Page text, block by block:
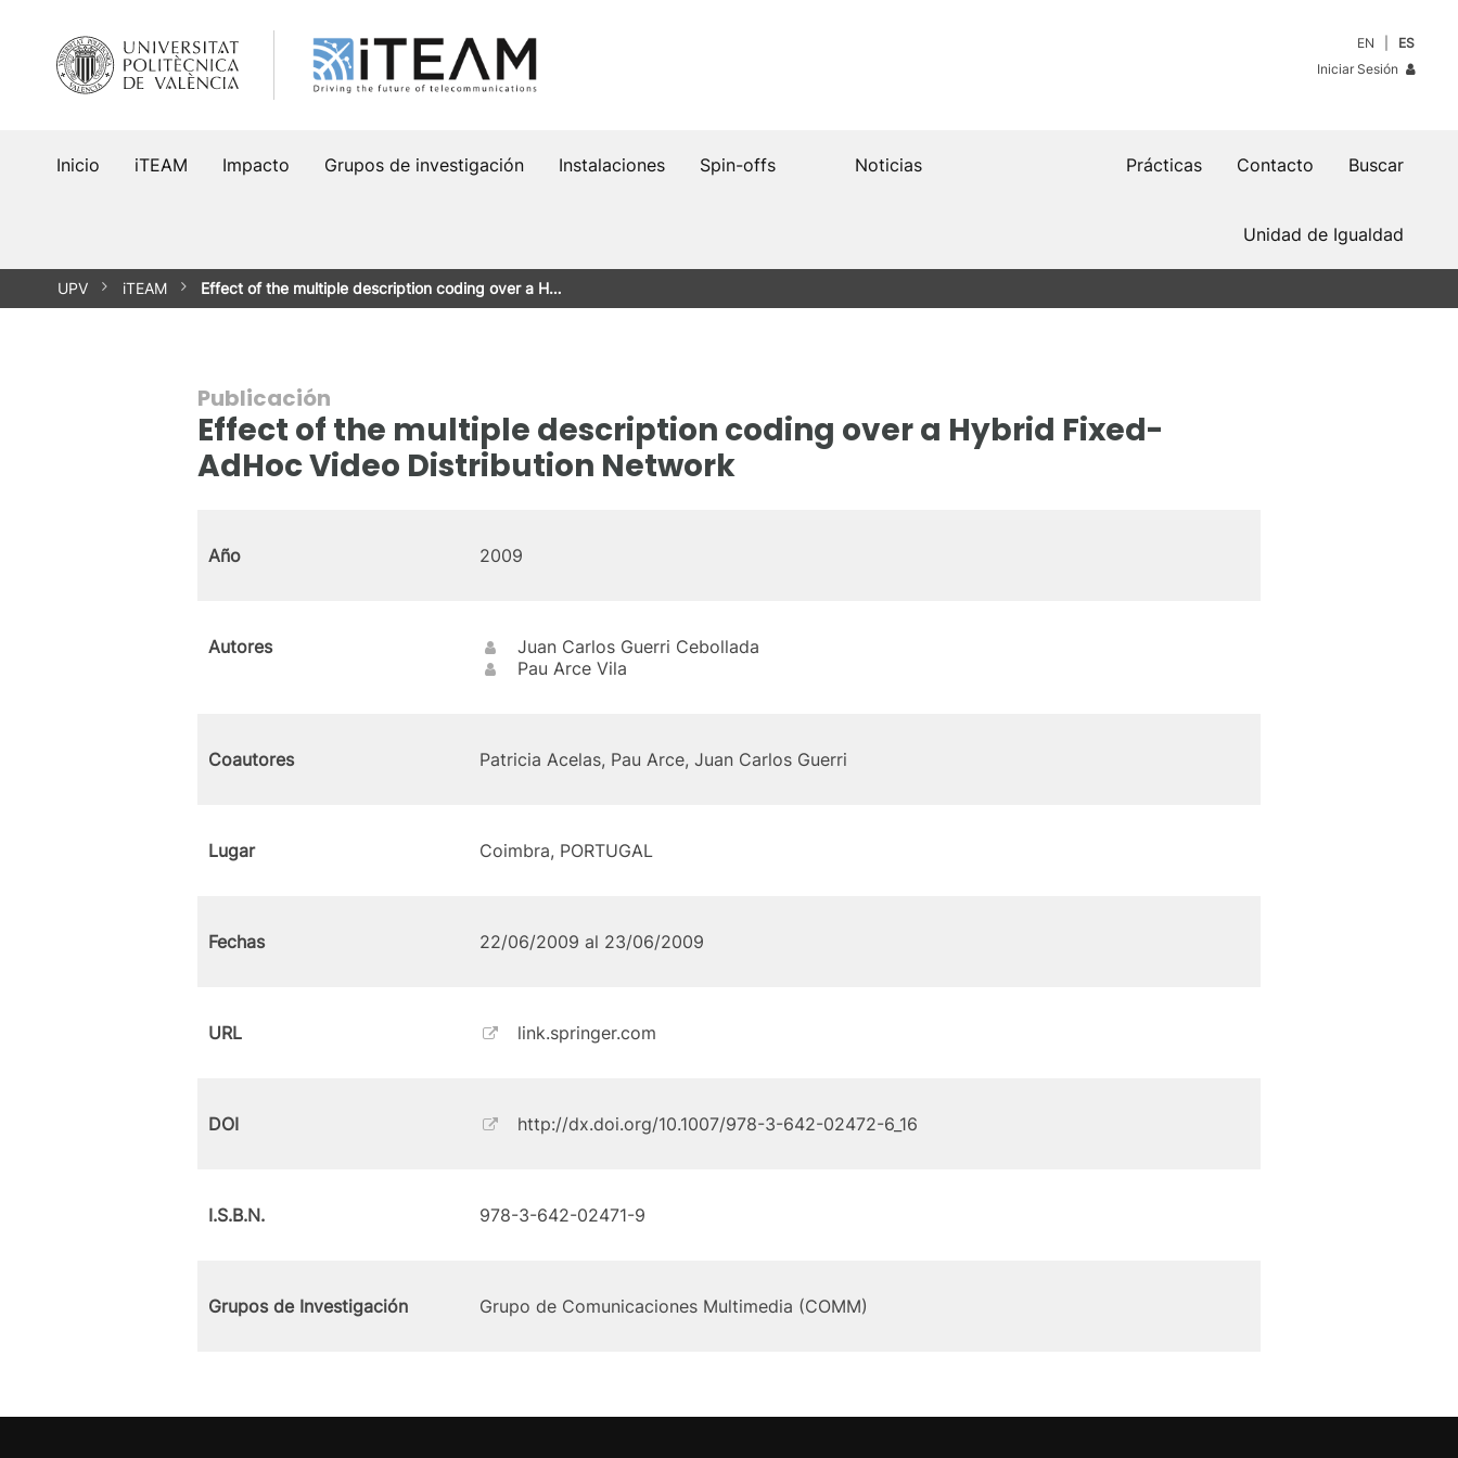
contenido
EN
ES
Iniciar Sesión
Inicio iTEAM Impacto Grupos de investigación Instalaciones Spin-offs Buscar
Contacto
Prácticas
Noticias
Unidad de Igualdad
UPV iTEAM Effect of the multiple description coding over a H…
Publicación
Effect of the multiple description coding over a Hybrid Fixed-
AdHoc Video Distribution Network
Año 2009
Autores
Juan Carlos Guerri Cebollada
Pau Arce Vila
Coautores Patricia Acelas, Pau Arce, Juan Carlos Guerri
Lugar Coimbra, PORTUGAL
Fechas 22/06/2009 al 23/06/2009
URL link.springer.com
DOI http://dx.doi.org/10.1007/978-3-642-02472-6_16
I.S.B.N. 978-3-642-02471-9
Grupos de Investigación Grupo de Comunicaciones Multimedia (COMM)